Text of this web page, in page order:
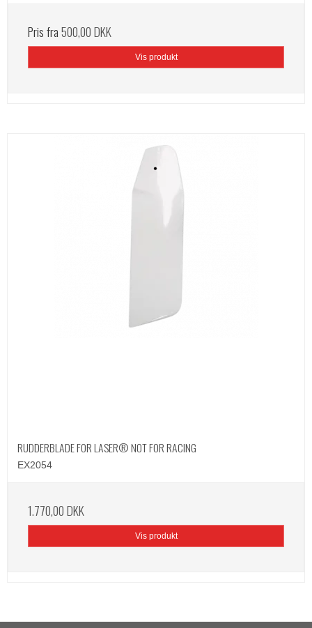
Pris fra500,00 DKK
Vis produkt
RUDDERBLADE FOR LASER® NOT FOR RACING
EX2054
1.770,00 DKK
Vis produkt